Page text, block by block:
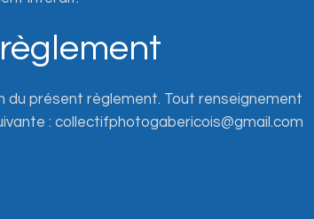
présent règlement. Tout renseignement
: collectifphotogabericois@gmail.com